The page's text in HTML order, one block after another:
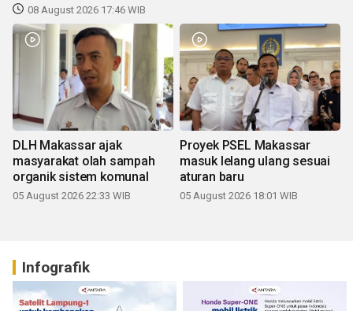
08 August 2026 17:46 WIB
DLH Makassar ajak
masyarakat olah sampah
organik sistem komunal
05 August 2026 22:33 WIB
Proyek PSEL Makassar
masuk lelang ulang sesuai
aturan baru
05 August 2026 18:01 WIB
Infografik